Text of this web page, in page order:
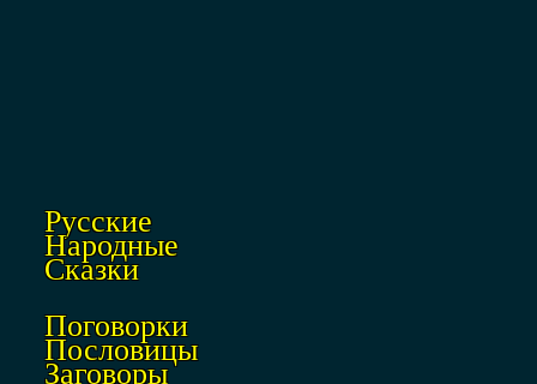
Русские
Народные
Сказки
Поговорки
Пословицы
Заговоры